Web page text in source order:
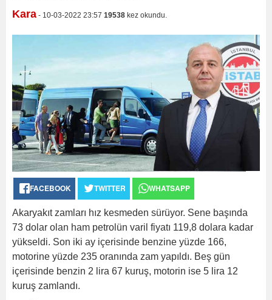
Kara - 10-03-2022 23:57 19538 kez okundu.
FACEBOOK TWITTER WHATSAPP
Akaryakıt zamları hız kesmeden sürüyor. Sene başında
73 dolar olan ham petrolün varil fiyatı 119,8 dolara kadar
yükseldi. Son iki ay içerisinde benzine yüzde 166,
motorine yüzde 235 oranında zam yapıldı. Beş gün
içerisinde benzin 2 lira 67 kuruş, motorin ise 5 lira 12
kuruş zamlandı.